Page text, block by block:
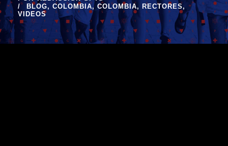
BLOG, COLOMBIA, COLOMBIA, RECTORES,
VIDEOS